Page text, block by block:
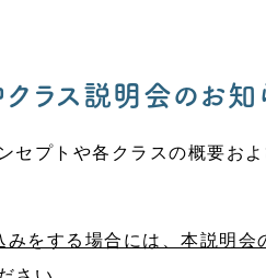
ラス説明会のお知
セプトや各クラスの概要お
をする場合には、本説明